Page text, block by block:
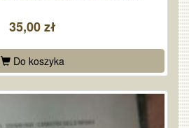
35,00 zł
Do koszyka